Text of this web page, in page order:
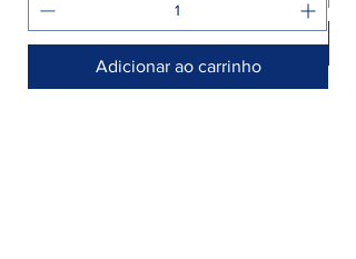
Adicionar ao carrinho